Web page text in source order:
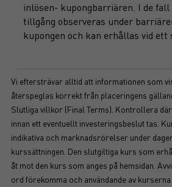
inlösen- kupongbarriären. I de
tillgång observeras under
kupongen och kan erhållas vid
Vi eftersträvar alltid att informationen som
återspeglas korrekt från placeringens
Slutliga villkor (Final Terms). Kontrollera
innan ett eventuellt investeringsbeslut tas.
indikativa och marknadsrörelser under
kurssättningen. Den slutgiltiga kurs som
åt mot den kurs som anges på hemsidan.
ord förekomma och användande av kurserna